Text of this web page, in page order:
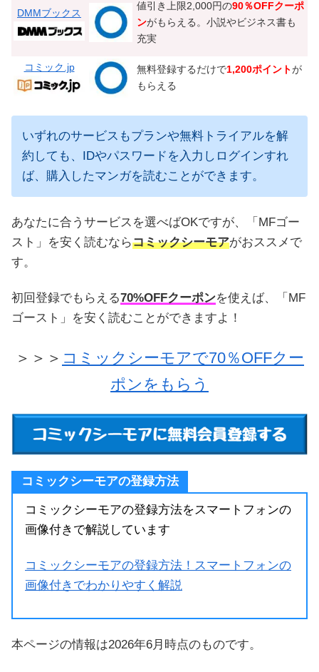
DMMブックス
値引き上限2,000円の90％OFFクーポ
ンがもらえる。小説やビジネス書も
充実
コミック.jp 無料登録するだけで1,200ポイントが
もらえる
いずれのサービスもプランや無料トライアルを解
約しても、IDやパスワードを入力しログインすれ
ば、購入したマンガを読むことができます。
あなたに合うサービスを選べばOKですが、「MFゴー
スト」を安く読むならコミックシーモアがおススメで
す。
初回登録でもらえる70%OFFクーポンを使えば、「MF
ゴースト」を安く読むことができますよ！
＞＞＞ コミックシーモアで70％OFFクー
ポンをもらう
コミックシーモアの登録方法
コミックシーモアの登録方法をスマートフォンの
画像付きで解説しています
コミックシーモアの登録方法！スマートフォンの
画像付きでわかりやすく解説
本ページの情報は2026年6月時点のものです。